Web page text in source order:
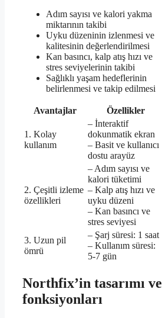
Adım sayısı ve kalori yakma
miktarının takibi
Uyku düzeninin izlenmesi ve
kalitesinin değerlendirilmesi
Kan basıncı, kalp atış hızı ve
stres seviyelerinin takibi
Sağlıklı yaşam hedeflerinin
belirlenmesi ve takip edilmesi
Avantajlar Özellikler
1. Kolay
kullanım
– İnteraktif
dokunmatik ekran
– Basit ve kullanıcı
dostu arayüz
2. Çeşitli izleme
özellikleri
– Adım sayısı ve
kalori tüketimi
– Kalp atış hızı ve
uyku düzeni
– Kan basıncı ve
stres seviyesi
3. Uzun pil
ömrü
– Şarj süresi: 1 saat
– Kullanım süresi:
5-7 gün
Northfix’in tasarımı ve
fonksiyonları